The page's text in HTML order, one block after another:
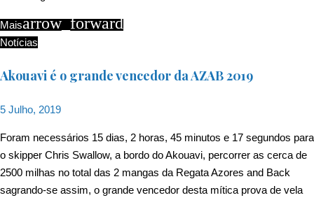
Maisarrow_forward
Notícias
Akouavi é o grande vencedor da AZAB 2019
5 Julho, 2019
Foram necessários 15 dias, 2 horas, 45 minutos e 17 segundos para
o skipper Chris Swallow, a bordo do Akouavi, percorrer as cerca de
2500 milhas no total das 2 mangas da Regata Azores and Back
sagrando-se assim, o grande vencedor desta mítica prova de vela